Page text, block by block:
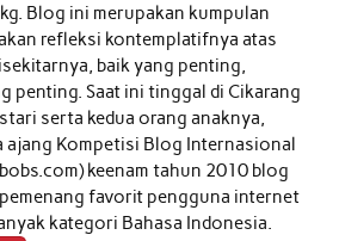
Blog ini merupakan kumpulan
refleksi kontemplatifnya atas
baik yang penting,
penting. Saat ini tinggal di Cikarang
serta kedua orang anaknya,
ajang Kompetisi Blog Internasional
keenam tahun 2010 blog
favorit pengguna internet
kategori Bahasa Indonesia.